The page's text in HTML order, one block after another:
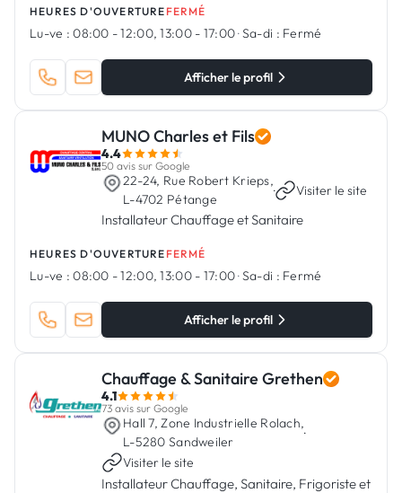
HEURES D'OUVERTURE FERMÉ
Lu-ve : 08:00 - 12:00, 13:00 - 17:00·Sa-di : Fermé
Afficher le profil
MUNO Charles et Fils
4.4
50 avis sur Google
22-24, Rue Robert Krieps,
L-4702 Pétange
· Visiter le site
Installateur Chauffage et Sanitaire
HEURES D'OUVERTURE FERMÉ
Lu-ve : 08:00 - 12:00, 13:00 - 17:00·Sa-di : Fermé
Afficher le profil
Chauffage & Sanitaire Grethen
4.1
73 avis sur Google
Hall 7, Zone Industrielle Rolach,
L-5280 Sandweiler
·
Visiter le site
Installateur Chauffage, Sanitaire, Frigoriste et